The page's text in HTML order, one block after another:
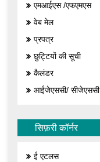
एमआईएस /एफएमएस
वेब मेल
प्रपत्र
छुट्टियों की सूची
कैलंडर
आईजेएससी/ सीजेएससी
सिफ़री कॉर्नर
ई एटलस